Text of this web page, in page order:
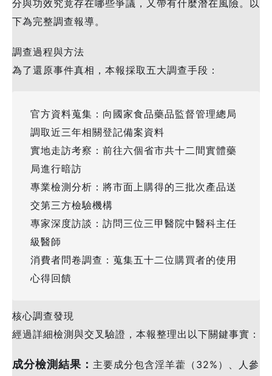
分與功效究竟存在哪些爭議，又帶有什麼潛在風險。以
下為完整調查報導。
調查過程與方法
為了還原事件真相，本報採取五大調查手段：
官方資料蒐集：向國家食品藥品監督管理總局
調取近三年相關登記備案資料
實地走訪考察：前往六個省市共十二間實體藥
局進行暗訪
專業檢測分析：將市面上購得的三批次產品送
交第三方檢驗機構
專家深度訪談：訪問三位三甲醫院中醫科主任
級醫師
消費者問卷調查：蒐集五十二位購買者的使用
心得回饋
核心調查發現
經過詳細檢測與交叉驗證，本報整理出以下關鍵事實：
成分檢測結果： 主要成分包含淫羊藿（32%）、人參